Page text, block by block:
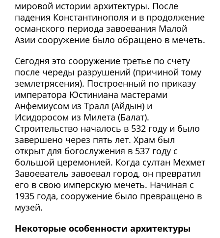
мировой истории архитектуры. После
падения Константинополя и в продолжение
османского периода завоевания Малой
Азии сооружение было обращено в мечеть.
Сегодня это сооружение третье по счету
после череды разрушений (причиной тому
землетрясения). Построенный по приказу
императора Юстиниана мастерами
Анфемиусом из Тралл (Айдын) и
Исидоросом из Милета (Балат).
Строительство началось в 532 году и было
завершено через пять лет. Храм был
открыт для богослужения в 537 году с
большой церемонией. Когда султан Мехмет
Завоеватель завоевал город, он превратил
его в свою имперскую мечеть. Начиная с
1935 года, сооружение было превращено в
музей.
Некоторые особенности архитектуры